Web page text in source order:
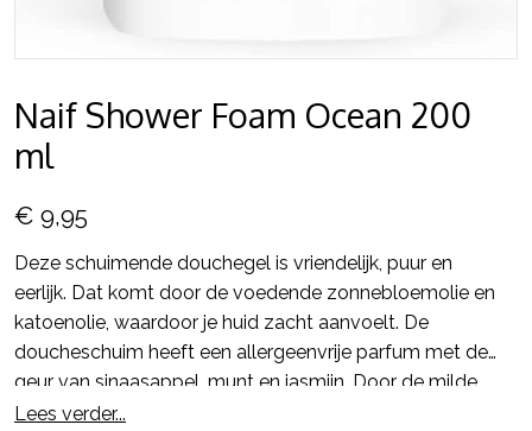
Naif Shower Foam Ocean 200
ml
€ 9,95
Deze schuimende douchegel is vriendelijk, puur en
eerlijk. Dat komt door de voedende zonnebloemolie en
katoenolie, waardoor je huid zacht aanvoelt. De
doucheschuim heeft een allergeenvrije parfum met de
geur van sinaasappel, munt en jasmijn. Door de milde
formulering is ‘ie geschikt voor iedere huid.
Lees verder...